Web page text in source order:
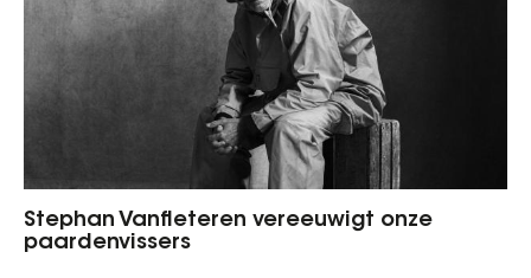
Stephan Vanfleteren vereeuwigt onze
paardenvissers